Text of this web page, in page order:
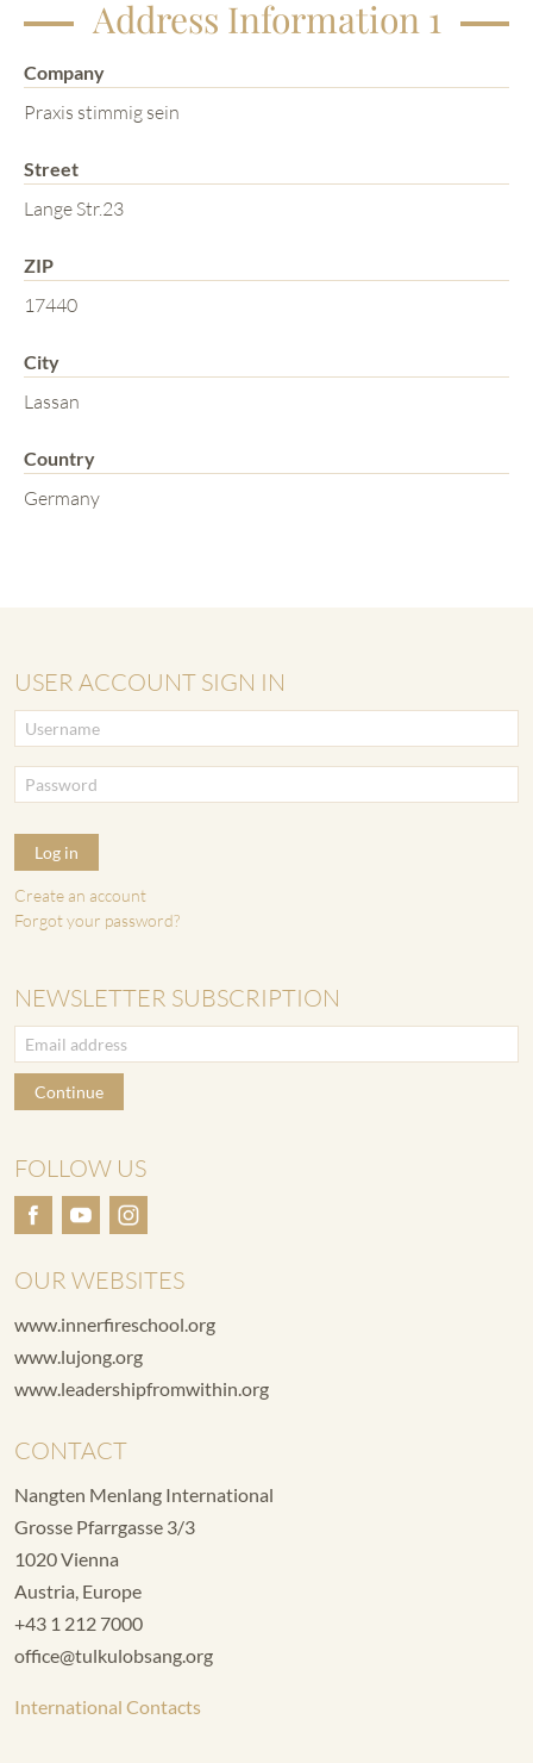
Address Information 1
Company
Praxis stimmig sein
Street
Lange Str.23
ZIP
17440
City
Lassan
Country
Germany
USER ACCOUNT SIGN IN
Log in
Create an account
Forgot your password?
NEWSLETTER SUBSCRIPTION
Continue
FOLLOW US
OUR WEBSITES
www.innerfireschool.org
www.lujong.org
www.leadershipfromwithin.org
CONTACT
Nangten Menlang International
Grosse Pfarrgasse 3/3
1020 Vienna
Austria, Europe
+43 1 212 7000
office@tulkulobsang.org
International Contacts